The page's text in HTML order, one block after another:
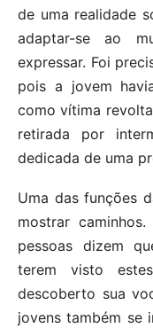
de uma realidade
adaptar-se ao
expressar. Foi
pois a jovem
como vítima
retirada por
dedicada de uma
Uma das funções
mostrar
pessoas dizem
terem visto
descoberto sua
jovens também se